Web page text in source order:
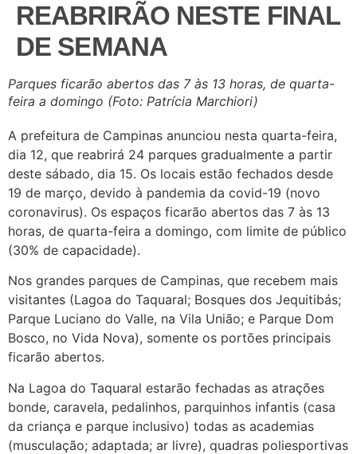
REABRIRÃO NESTE FINAL
DE SEMANA
Parques ficarão abertos das 7 às 13 horas, de quarta-
feira a domingo (Foto: Patrícia Marchiori)
A prefeitura de Campinas anunciou nesta quarta-feira,
dia 12, que reabrirá 24 parques gradualmente a partir
deste sábado, dia 15. Os locais estão fechados desde
19 de março, devido à pandemia da covid-19 (novo
coronavirus). Os espaços ficarão abertos das 7 às 13
horas, de quarta-feira a domingo, com limite de público
(30% de capacidade).
Nos grandes parques de Campinas, que recebem mais
visitantes (Lagoa do Taquaral; Bosques dos Jequitibás;
Parque Luciano do Valle, na Vila União; e Parque Dom
Bosco, no Vida Nova), somente os portões principais
ficarão abertos.
Na Lagoa do Taquaral estarão fechadas as atrações
bonde, caravela, pedalinhos, parquinhos infantis (casa
da criança e parque inclusivo) todas as academias
(musculação; adaptada; ar livre), quadras poliesportivas